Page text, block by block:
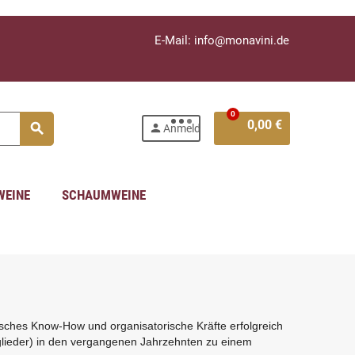
E-Mail: info@monavini.de
search person Anmelden
0
0,00 €
SCHAUMWEINE
Know-How und organisatorische Kräfte erfolgreich
in den vergangenen Jahrzehnten zu einem